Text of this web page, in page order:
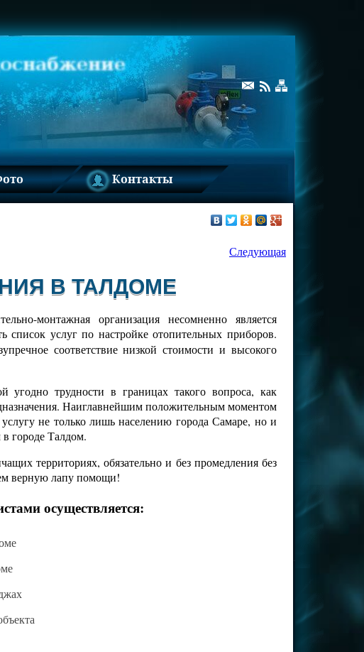
Контакты
Следующая
В ТАЛДОМЕ
монтажная организация несомненно является
список услуг по настройке отопительных приборов.
соответствие низкой стоимости и высокого
трудности в границах такого вопроса, как
Наиглавнейшим положительным моментом
не только лишь населению города Самаре, но и
городе Талдом.
территориях, обязательно и без промедления без
верную лапу помощи!
осуществляется: